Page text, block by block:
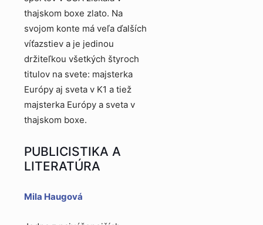
thajskom boxe zlato. Na
svojom konte má veľa ďalších
víťazstiev a je jedinou
držiteľkou všetkých štyroch
titulov na svete: majsterka
Európy aj sveta v K1 a tiež
majsterka Európy a sveta v
thajskom boxe.
PUBLICISTIKA A
LITERATÚRA
Mila Haugová